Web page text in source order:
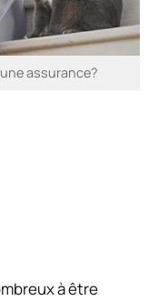
assurance?
à être